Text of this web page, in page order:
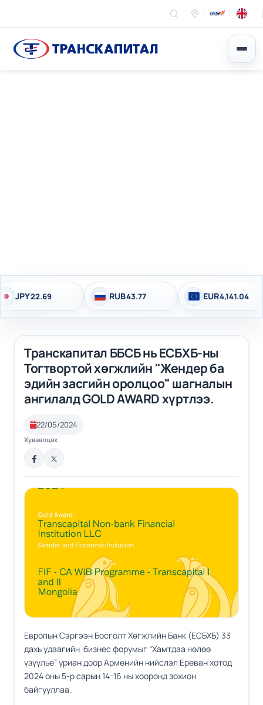
22.69 RUB43.77 EUR4,141.04
Транскапитал ББСБ нь ЕСБХБ-ны
Тогтвортой хөгжлийн "Жендер ба
эдийн засгийн оролцоо" шагналын
ангилалд GOLD AWARD хүртлээ.
22/05/2024
Хуваалцах
Европын Сэргээн Босголт Хөгжлийн Банк (ЕСБХБ) 33
дахь удаагийн бизнес форумыг “Хамтдаа нөлөө
үзүүлье” уриан доор Арменийн нийслэл Ереван хотод
2024 оны 5-р сарын 14-16 ны хооронд зохион
байгууллаа.